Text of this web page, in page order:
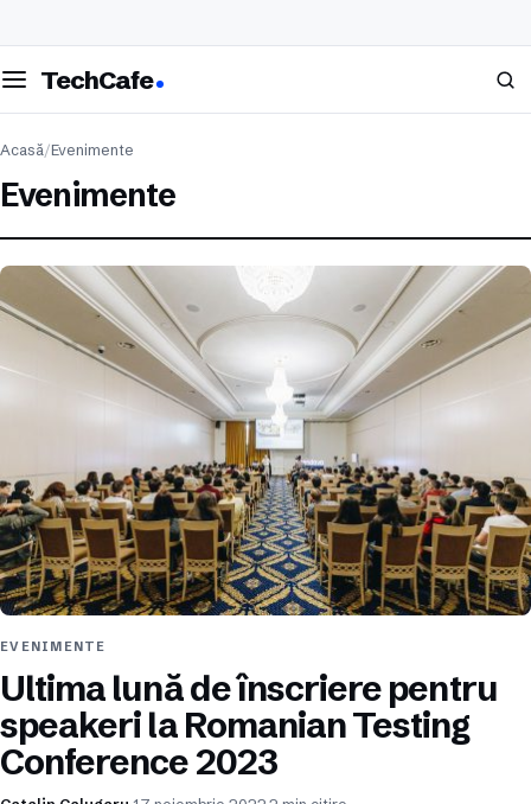
meniul
TechCafe Caută
Acasă/Evenimente
Evenimente
EVENIMENTE
Ultima lună de înscriere pentru
speakeri la Romanian Testing
Conference 2023